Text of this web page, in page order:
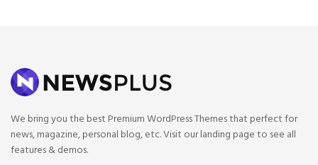
We bring you the best Premium WordPress Themes that perfect for
news, magazine, personal blog, etc. Visit our landing page to see all
features & demos.